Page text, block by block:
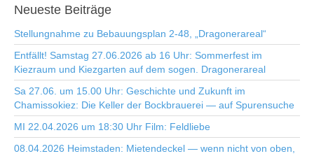
Neueste Beiträge
Stellungnahme zu Bebauungsplan 2-48, „Dragonerareal“
Entfällt! Samstag 27.06.2026 ab 16 Uhr: Sommerfest im
Kiezraum und Kiezgarten auf dem sogen. Dragonerareal
Sa 27.06. um 15.00 Uhr: Geschichte und Zukunft im
Chamissokiez: Die Keller der Bockbrauerei — auf Spurensuche
MI 22.04.2026 um 18:30 Uhr Film: Feldliebe
08.04.2026 Heimstaden: Mietendeckel — wenn nicht von oben,